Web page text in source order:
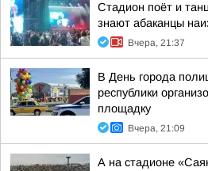
Стадион поёт и
знают абаканцы
Вчера, 21:37
В День города
республики
площадку
Вчера, 21:09
А на стадионе